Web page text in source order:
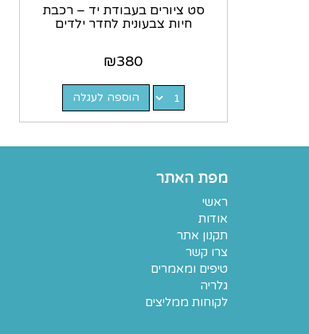
סט ציורים בעבודת יד – רכבת
חיות צבעונית לחדר ילדים
₪380
הוספה לעגלה
מפת האתר
ראשי
אודות
תקנון אתר
צרו קשר
טיפים ומאמרים
גלריה
לקוחות ממליצים